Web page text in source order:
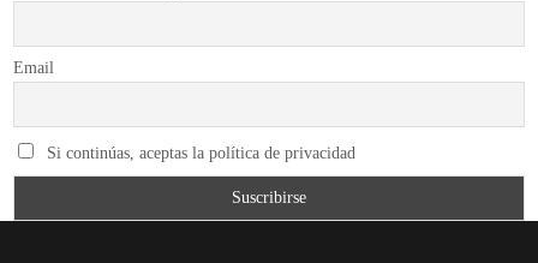
Email
Si continúas, aceptas la política de privacidad